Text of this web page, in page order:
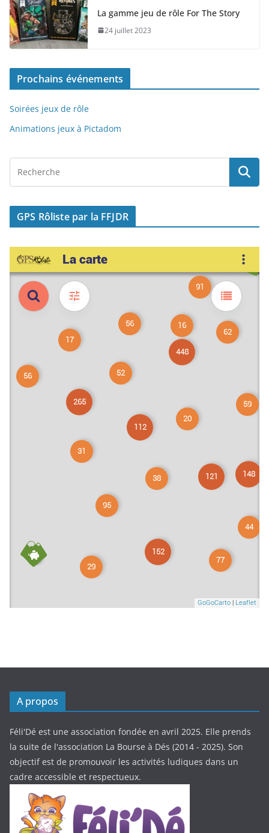
e
b
o
o
k
o
d
o
n
g
er
La gamme jeu de rôle For The Story
24 juillet 2023
Prochains événements
Soirées jeux de rôle
Animations jeux à Pictadom
GPS Rôliste par la FFJDR
A propos
Féli'Dé est une association fondée en avril 2025. Elle prends
la suite de l'association La Bourse à Dés (2014 - 2025). Son
objectif est de promouvoir les activités ludiques dans un
cadre accessible et respectueux.